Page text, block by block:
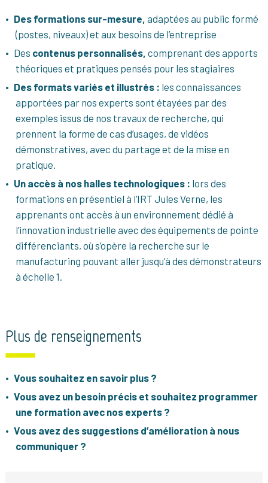
Des formations sur-mesure, adaptées au public formé
(postes, niveaux) et aux besoins de l’entreprise
Des contenus personnalisés, comprenant des apports
théoriques et pratiques pensés pour les stagiaires
Des formats variés et illustrés : les connaissances
apportées par nos experts sont étayées par des
exemples issus de nos travaux de recherche, qui
prennent la forme de cas d’usages, de vidéos
démonstratives, avec du partage et de la mise en
pratique.
Un accès à nos halles technologiques : lors des
formations en présentiel à l’IRT Jules Verne, les
apprenants ont accès à un environnement dédié à
l’innovation industrielle avec des équipements de pointe
différenciants, où s’opère la recherche sur le
manufacturing pouvant aller jusqu’à des démonstrateurs
à échelle 1.
Plus de renseignements
Vous souhaitez en savoir plus ?
Vous avez un besoin précis et souhaitez programmer
une formation avec nos experts ?
Vous avez des suggestions d’amélioration à nous
communiquer ?